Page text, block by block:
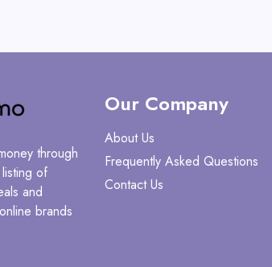
through
of
and
brands
Our Company
About Us
Frequently Asked Questions
Contact Us